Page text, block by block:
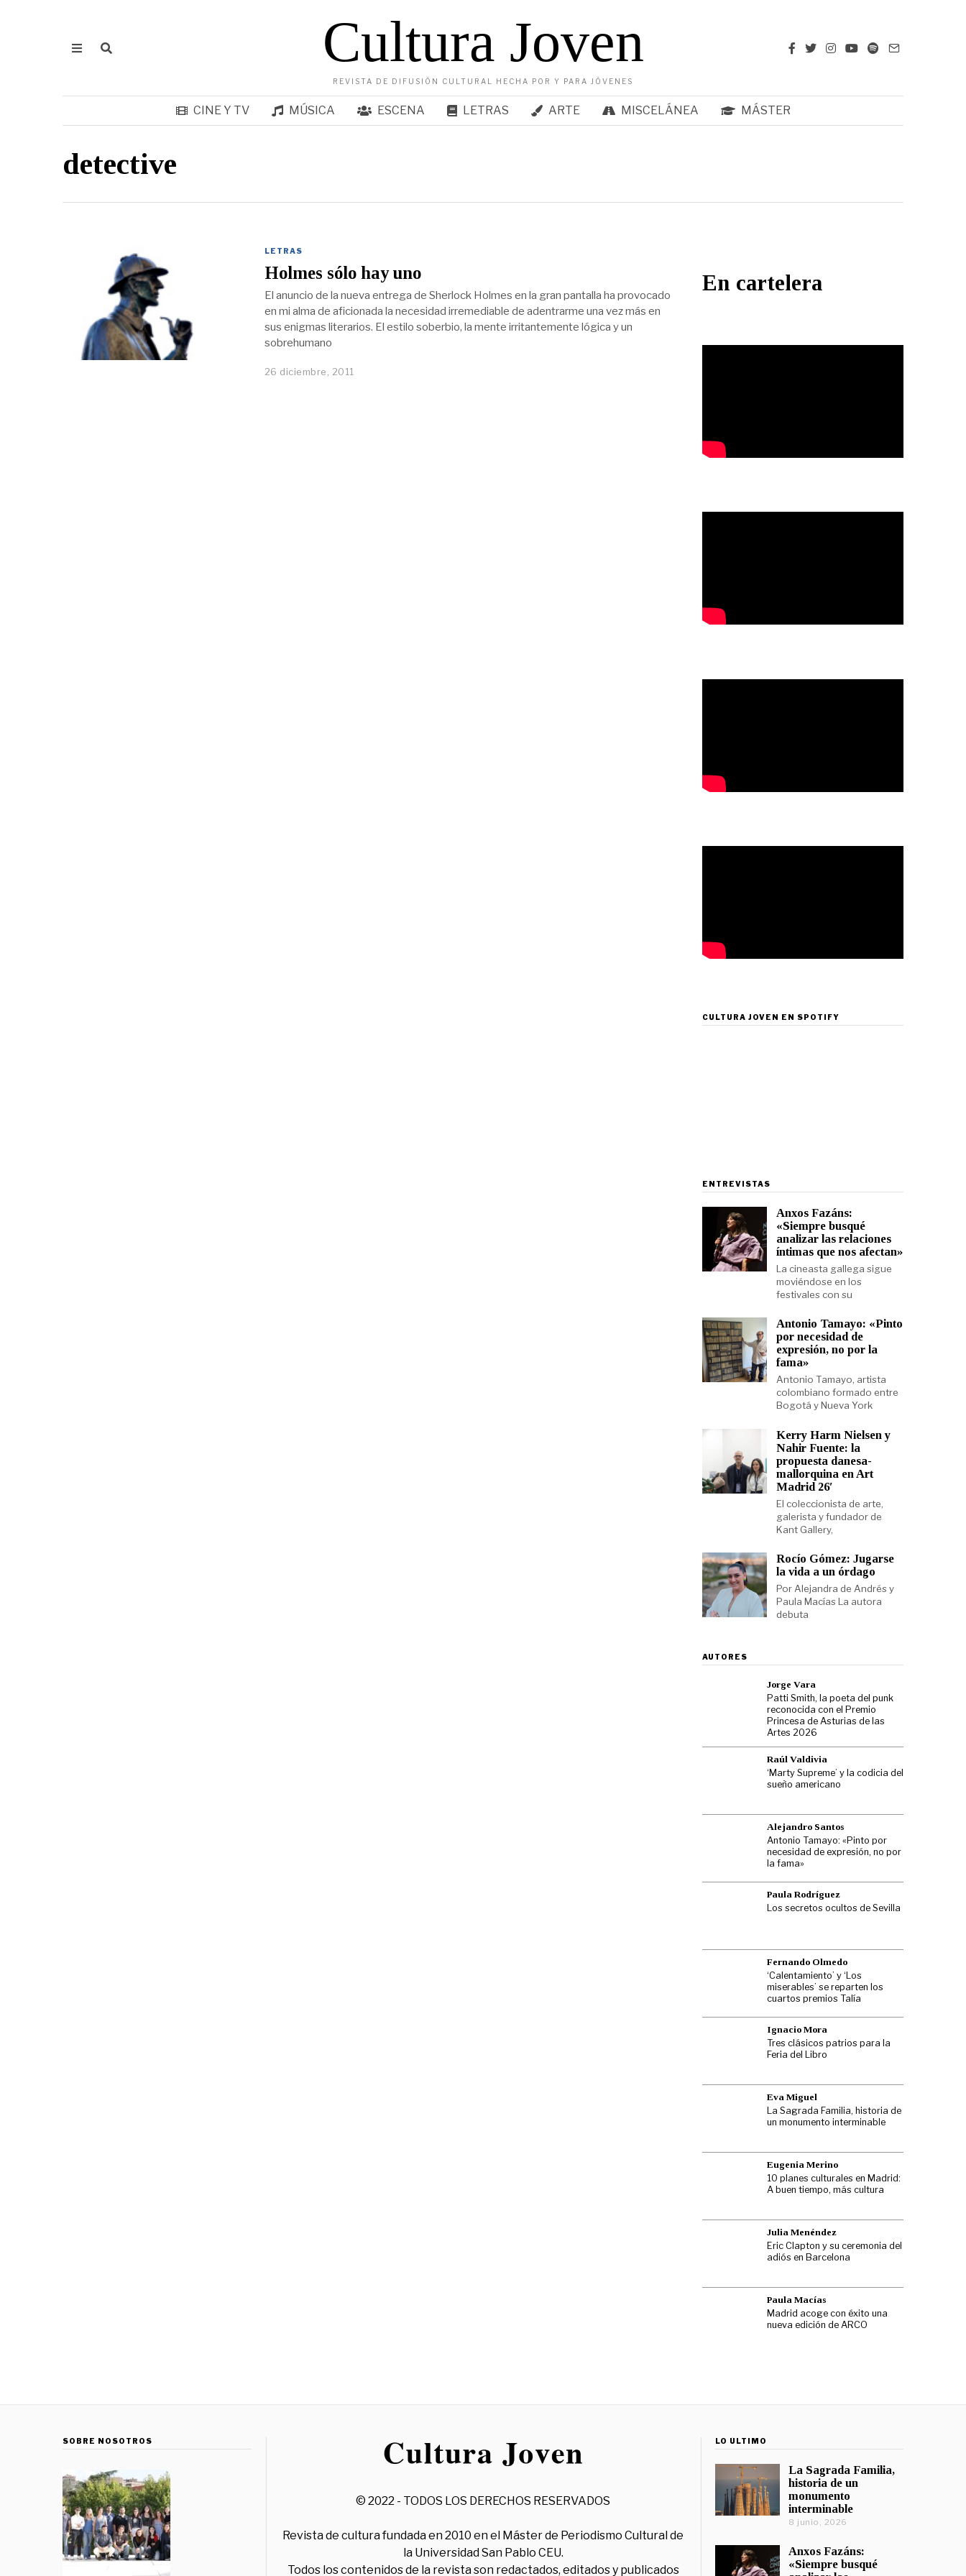
Cultura Joven
REVISTA DE DIFUSIÓN CULTURAL HECHA POR Y PARA JÓVENES
CINE Y TV MÚSICA ESCENA LETRAS ARTE MISCELÁNEA MÁSTER
detective
LETRAS
Holmes sólo hay uno
El anuncio de la nueva entrega de Sherlock Holmes en la gran pantalla ha provocado
en mi alma de aficionada la necesidad irremediable de adentrarme una vez más en
sus enigmas literarios. El estilo soberbio, la mente irritantemente lógica y un
sobrehumano
26 diciembre, 2011
En cartelera
CULTURA JOVEN EN SPOTIFY
ENTREVISTAS
Anxos Fazáns:
«Siempre busqué
analizar las relaciones
íntimas que nos afectan»
La cineasta gallega sigue
moviéndose en los
festivales con su
Antonio Tamayo: «Pinto
por necesidad de
expresión, no por la
fama»
Antonio Tamayo, artista
colombiano formado entre
Bogotá y Nueva York
Kerry Harm Nielsen y
Nahir Fuente: la
propuesta danesa-
mallorquina en Art
Madrid 26′
El coleccionista de arte,
galerista y fundador de
Kant Gallery,
Rocío Gómez: Jugarse
la vida a un órdago
Por Alejandra de Andrés y
Paula Macías La autora
debuta
AUTORES
Jorge Vara
Patti Smith, la poeta del punk
reconocida con el Premio
Princesa de Asturias de las
Artes 2026
Raúl Valdivia
‘Marty Supreme’ y la codicia del
sueño americano
Alejandro Santos
Antonio Tamayo: «Pinto por
necesidad de expresión, no por
la fama»
Paula Rodríguez
Los secretos ocultos de Sevilla
Fernando Olmedo
‘Calentamiento’ y ‘Los
miserables’ se reparten los
cuartos premios Talía
Ignacio Mora
Tres clásicos patrios para la
Feria del Libro
Eva Miguel
La Sagrada Familia, historia de
un monumento interminable
Eugenia Merino
10 planes culturales en Madrid:
A buen tiempo, más cultura
Julia Menéndez
Eric Clapton y su ceremonia del
adiós en Barcelona
Paula Macías
Madrid acoge con éxito una
nueva edición de ARCO
SOBRE NOSOTROS
© 2022 - TODOS LOS DERECHOS RESERVADOS
Revista de cultura fundada en 2010 en el Máster de Periodismo Cultural de
la Universidad San Pablo CEU.
Todos los contenidos de la revista son redactados, editados y publicados
LO ÚLTIMO
La Sagrada Familia,
historia de un
monumento
interminable
8 junio, 2026
Anxos Fazáns:
«Siempre busqué